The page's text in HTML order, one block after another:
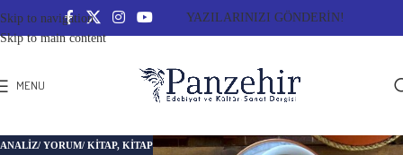
Skip to navigation
Skip to main content
YAZILARINIZI GÖNDERİN!
MENU
ANALIZ/ YORUM/ KITAP, KITAP